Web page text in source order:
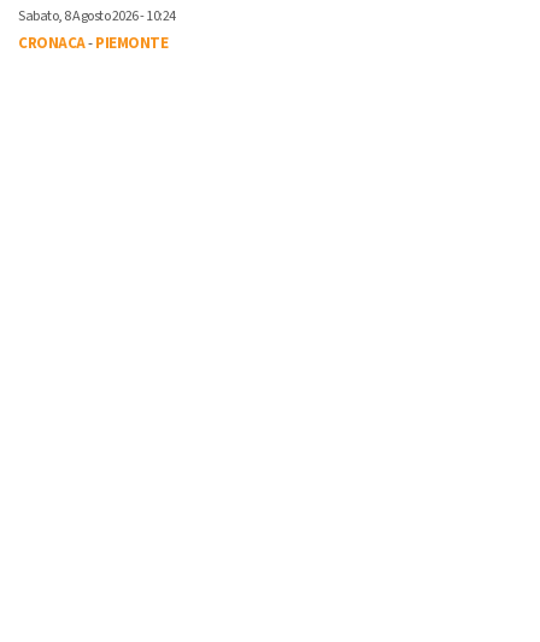
Sabato, 8 Agosto 2026 - 10:24
CRONACA-PIEMONTE